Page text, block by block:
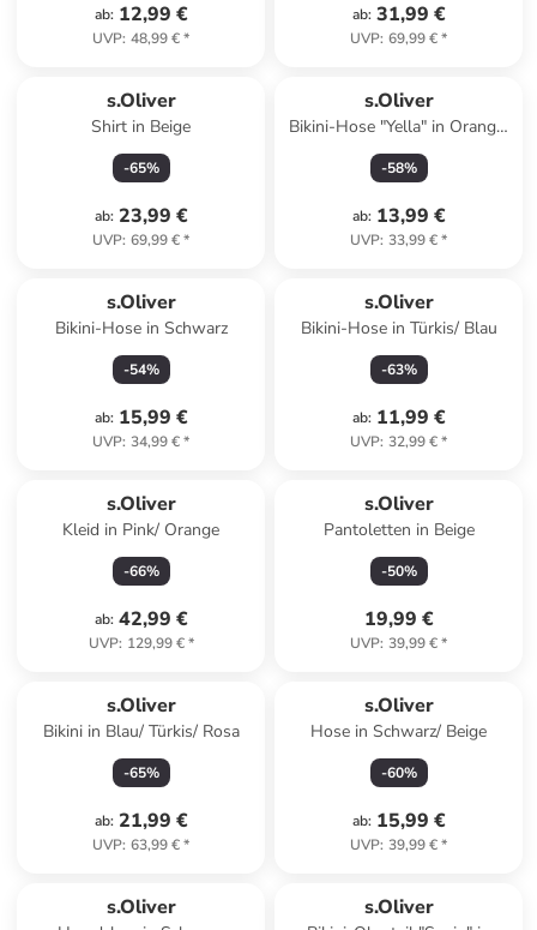
ab: 12,99 €
UVP: 48,99 €*
ab: 31,99 €
UVP: 69,99 €*
s.Oliver
Shirt in Beige
-65%
ab: 23,99 €
UVP: 69,99 €*
s.Oliver
Bikini-Hose "Yella" in Orange/
Pink
-58%
ab: 13,99 €
UVP: 33,99 €*
s.Oliver
Bikini-Hose in Schwarz
-54%
ab: 15,99 €
UVP: 34,99 €*
s.Oliver
Bikini-Hose in Türkis/ Blau
-63%
ab: 11,99 €
UVP: 32,99 €*
s.Oliver
Kleid in Pink/ Orange
-66%
ab: 42,99 €
UVP: 129,99 €*
s.Oliver
Pantoletten in Beige
-50%
19,99 €
UVP: 39,99 €*
s.Oliver
Bikini in Blau/ Türkis/ Rosa
-65%
ab: 21,99 €
UVP: 63,99 €*
s.Oliver
Hose in Schwarz/ Beige
-60%
ab: 15,99 €
UVP: 39,99 €*
s.Oliver s.Oliver